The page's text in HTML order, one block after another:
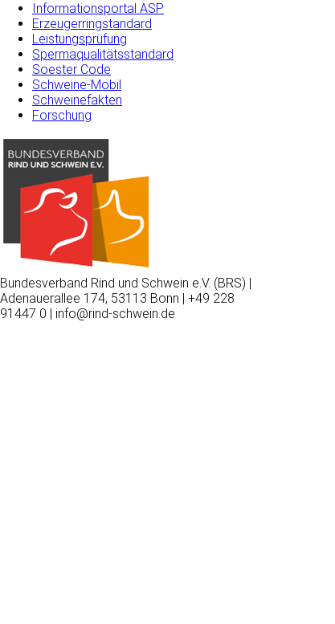
Informationsportal ASP
Erzeugerringstandard
Leistungsprüfung
Spermaqualitätsstandard
Soester Code
Schweine-Mobil
Schweinefakten
Forschung
Bundesverband Rind und Schwein e.V. (BRS) |
Adenauerallee 174, 53113 Bonn | +49 228
91447 0 | info@rind-schwein.de